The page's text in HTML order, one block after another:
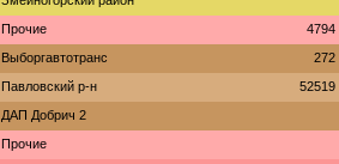
Прочие 4794
Выборгавтотранс 272
Павловский р-н 52519
ДАП Добрич 2
Прочие